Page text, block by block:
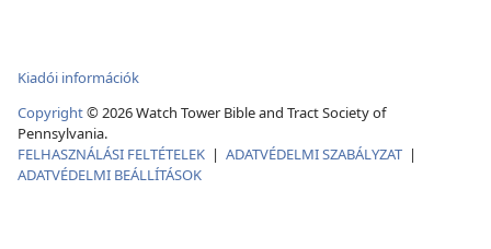
Kiadói információk
Copyright©2026Watch Tower Bible and Tract Society of
Pennsylvania.
FELHASZNÁLÁSI FELTÉTELEK | ADATVÉDELMI SZABÁLYZAT |
ADATVÉDELMI BEÁLLÍTÁSOK